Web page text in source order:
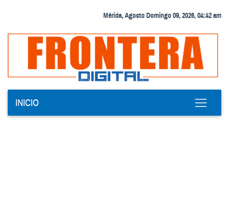
Mérida, Agosto Domingo 09, 2026, 04:42 am
INICIO